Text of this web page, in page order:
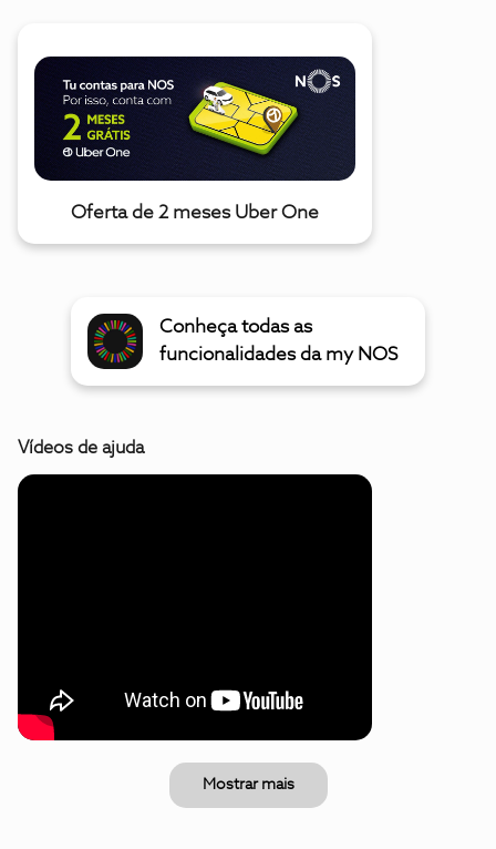
Oferta de 2 meses Uber One
Conheça todas as
funcionalidades da my NOS
Vídeos de ajuda
Mostrar mais